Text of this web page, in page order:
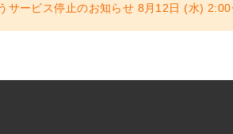
サービス停止のお知らせ 8月12日 (水)